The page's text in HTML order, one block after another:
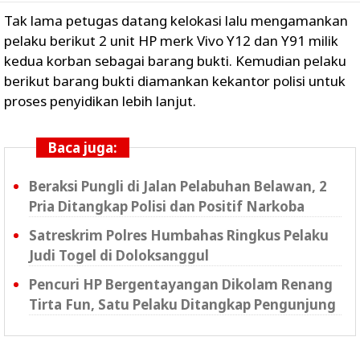
Tak lama petugas datang kelokasi lalu mengamankan
pelaku berikut 2 unit HP merk Vivo Y12 dan Y91 milik
kedua korban sebagai barang bukti. Kemudian pelaku
berikut barang bukti diamankan kekantor polisi untuk
proses penyidikan lebih lanjut.
Baca juga:
Beraksi Pungli di Jalan Pelabuhan Belawan, 2
Pria Ditangkap Polisi dan Positif Narkoba
Satreskrim Polres Humbahas Ringkus Pelaku
Judi Togel di Doloksanggul
Pencuri HP Bergentayangan Dikolam Renang
Tirta Fun, Satu Pelaku Ditangkap Pengunjung